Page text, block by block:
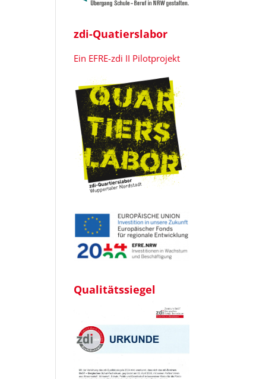
zdi-Quatierslabor
Ein EFRE-zdi II Pilotprojekt
Qualitätssiegel